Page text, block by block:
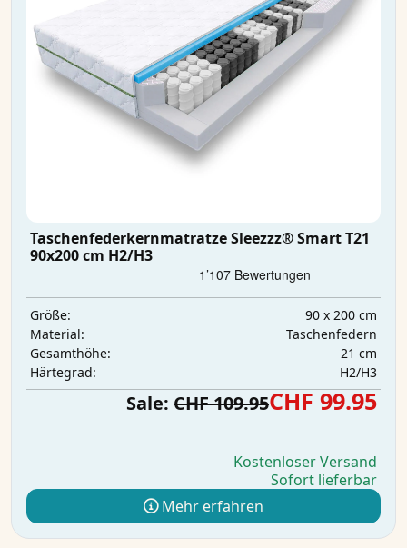
Taschenfederkernmatratze Sleezzz® Smart T21
90x200 cm H2/H3
Größe:
90 x 200 cm
Material:
Taschenfedern
Gesamthöhe:
21 cm
Härtegrad:
H2/H3
Sale: CHF 109.95CHF 99.95
Kostenloser Versand
Sofort lieferbar
Mehr erfahren